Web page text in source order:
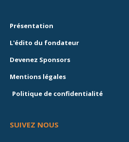
Présentation
L'édito du fondateur
Devenez Sponsors
Mentions légales
Politique de confidentialité
SUIVEZ NOUS